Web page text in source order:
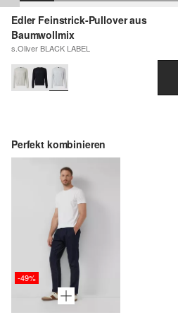
Edler Feinstrick-Pullover aus
Baumwollmix
s.Oliver BLACK LABEL
Perfekt kombinieren
-49%